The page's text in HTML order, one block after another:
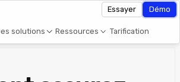
solutions Ressources Tarification
Essayer Démo